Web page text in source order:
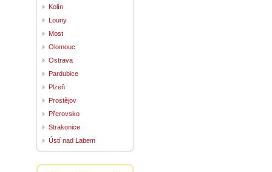
Kolín
Louny
Most
Olomouc
Ostrava
Pardubice
Plzeň
Prostějov
Přerovsko
Strakonice
Ústí nad Labem